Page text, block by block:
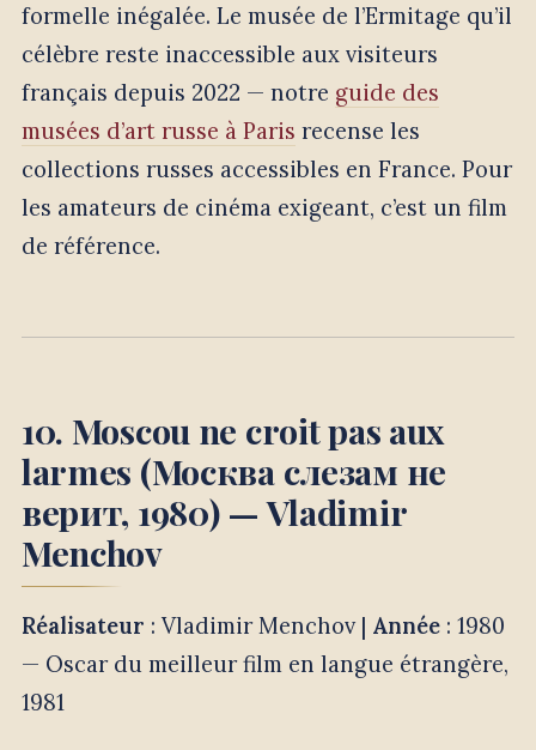
formelle inégalée. Le musée de l’Ermitage qu’il
célèbre reste inaccessible aux visiteurs
français depuis 2022 — notre guide des
musées d’art russe à Paris recense les
collections russes accessibles en France. Pour
les amateurs de cinéma exigeant, c’est un film
de référence.
10. Moscou ne croit pas aux
larmes (Москва слезам не
верит, 1980) — Vladimir
Menchov
Réalisateur : Vladimir Menchov | Année: 1980
— Oscar du meilleur film en langue étrangère,
1981